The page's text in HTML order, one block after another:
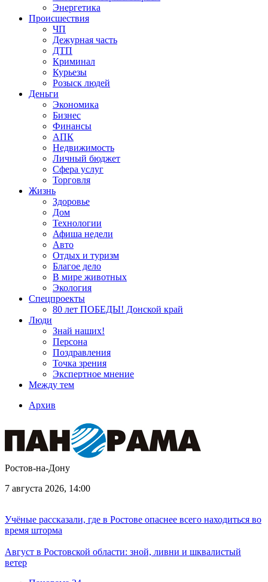
Энергетика
Происшествия
ЧП
Дежурная часть
ДТП
Криминал
Курьезы
Розыск людей
Деньги
Экономика
Бизнес
Финансы
АПК
Недвижимость
Личный бюджет
Сфера услуг
Торговля
Жизнь
Здоровье
Дом
Технологии
Афиша недели
Авто
Отдых и туризм
Благое дело
В мире животных
Экология
Спецпроекты
80 лет ПОБЕДЫ! Донской край
Люди
Знай наших!
Персона
Поздравления
Точка зрения
Экспертное мнение
Между тем
Архив
Ростов-на-Дону
7 августа 2026, 14:00
Учёные рассказали, где в Ростове опаснее всего находиться во
время шторма
Август в Ростовской области: зной, ливни и шквалистый
ветер